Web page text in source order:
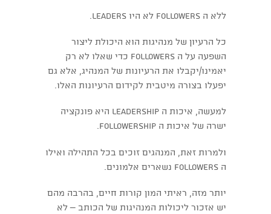
ללא ה followers לא היו leaders.
כל הרעיון של מנהיגות הוא היכולת ליצור
השפעה על ה followers כדי שאלו לא רק
יאמינו/יקבלו את הרעיונות של המנהיג, אלא גם
יפעלו בצורה מיטבית לקידום הרעיונות האלו.
למעשה, איכות ה leadership היא פונקציה
ישרה של איכות ה followership.
ולמרות זאת, המנהגים זוכים בכל התהילה ואילו
ה followers נשארים אלמונים.
יותר מזה, ראיתי המון קורות חיים, בהרבה מהם
יש אזכור ליכולות המנהיגות של הכותב – לא